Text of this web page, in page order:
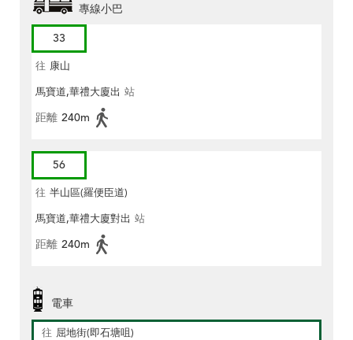
專線小巴
33
往 康山
馬寶道,華禮大廈出 站
距離 240m
56
往 半山區(羅便臣道)
馬寶道,華禮大廈對出 站
距離 240m
電車
往 屈地街(即石塘咀)